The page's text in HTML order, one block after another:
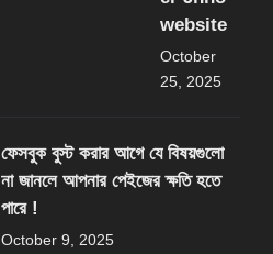
website
October
25, 2025
ফেসবুক বুস্ট করার আগে যে বিষয়গুলো
না জানলে আপনার পেইজের ক্ষতি হতে
পারে !
October 9, 2025